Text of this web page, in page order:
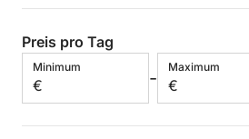
Preis pro Tag
Minimum
€ -
Maximum
€